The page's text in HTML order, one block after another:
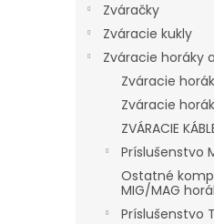
Zváračky
Zváracie kukly
Zváracie horáky
Zváracie
Zváracie
ZVÁRACIE
Príslušenstvo
Ostatné
MIG/MAG
Príslušenstvo